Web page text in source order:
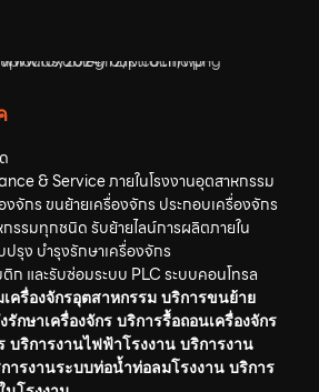
& Service ภายในโรงงานอุตสาหกรรม
จักร ขนย้ายเครื่องจักร ประกอบเครื่องจักร
รรมทุกชนิด รับย้ายไลน์การผลิตภายใน
รุง บำรุงรักษาเครื่องจักร
ก และรับซ่อมระบบ PLC ระบบคอนโทรล
ครื่องจักรอุตสาหกรรม บริการขนย้าย
รักษาเครื่องจักร บริการรื้อถอนเครื่องจักร
บริการงานไฟฟ้าโรงงาน บริการงาน
ารงานระบบท่อน้ำท่อลมโรงงาน บริการ